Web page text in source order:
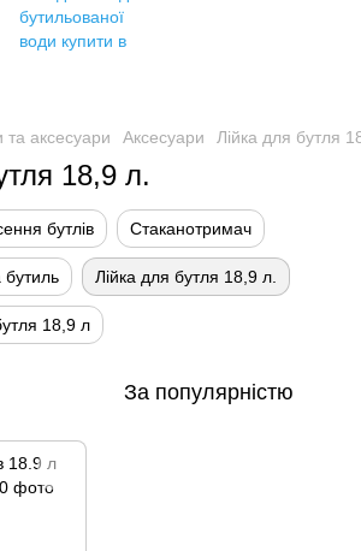
аксесуари Аксесуари Лійка для бутля
18,9 л.
бутлів Стаканотримач
бутиль Лійка для бутля 18,9 л.
18,9 л
За популярністю